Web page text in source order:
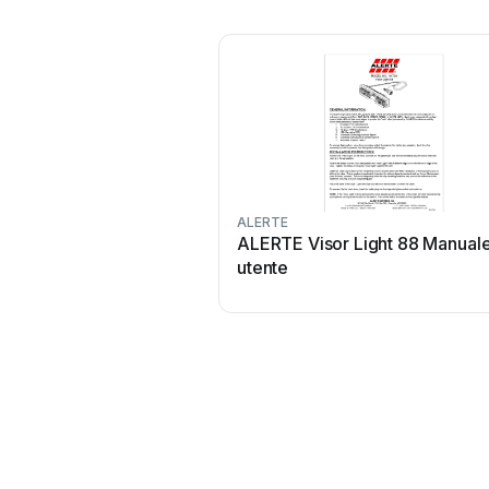
ALERTE
ALERTE Visor Light 88
utente